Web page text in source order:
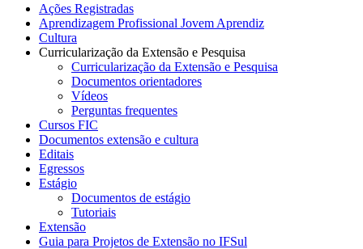
Ações Registradas
Aprendizagem Profissional Jovem Aprendiz
Cultura
Curricularização da Extensão e Pesquisa
Curricularização da Extensão e Pesquisa
Documentos orientadores
Vídeos
Perguntas frequentes
Cursos FIC
Documentos extensão e cultura
Editais
Egressos
Estágio
Documentos de estágio
Tutoriais
Extensão
Guia para Projetos de Extensão no IFSul